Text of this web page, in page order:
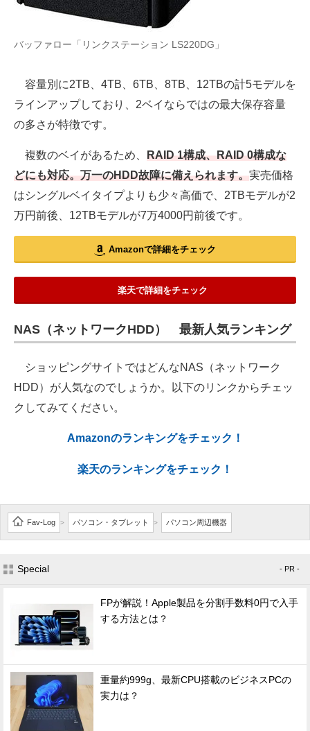
バッファロー「リンクステーション LS220DG」
容量別に2TB、4TB、6TB、8TB、12TBの計5モデルを
ラインアップしており、2ベイならではの最大保存容量
の多さが特徴です。
複数のベイがあるため、 RAID 1構成、RAID 0構成な
どにも対応。万一のHDD故障に備えられます。実売価格
はシングルベイタイプよりも少々高価で、2TBモデルが2
万円前後、12TBモデルが7万4000円前後です。
Amazonで詳細をチェック
楽天で詳細をチェック
NAS（ネットワークHDD） 最新人気ランキング
ショッピングサイトではどんなNAS（ネットワーク
HDD）が人気なのでしょうか。以下のリンクからチェッ
クしてみてください。
Amazonのランキングをチェック！
楽天のランキングをチェック！
Fav-Log > パソコン・タブレット > パソコン周辺機器
Special - PR -
FPが解説！Apple製品を分割手数料0円で入手
する方法とは？
重量約999g、最新CPU搭載のビジネスPCの
実力は？